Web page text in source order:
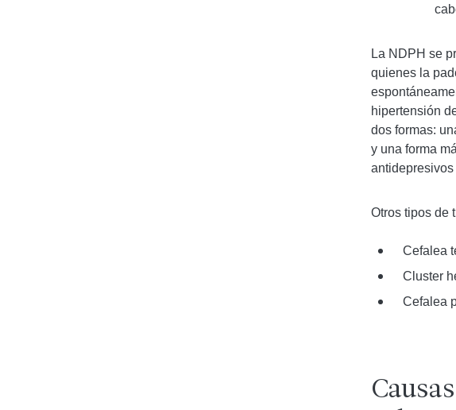
La NDPH se
quienes la
hipertensión
dos formas:
y una forma
Otros tipos de
Cefalea
Cluster
Cefalea